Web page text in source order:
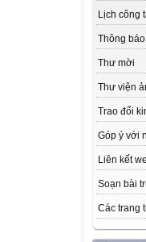
Lịch công
Thông báo
Thư mời
Thư viện
Trao đổi
Góp ý với
Liên kết
Soạn bài
Các trang